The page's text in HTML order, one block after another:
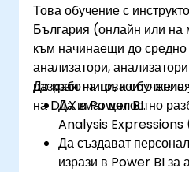
Това обучение с
България (онлайн или на
към начинаещи до
анализатори,
разработчици, които
на DAX в Power BI.
До края на това обучение
Да имат цялостно
Analysis Expressions
Да създават
изрази в Power BI за